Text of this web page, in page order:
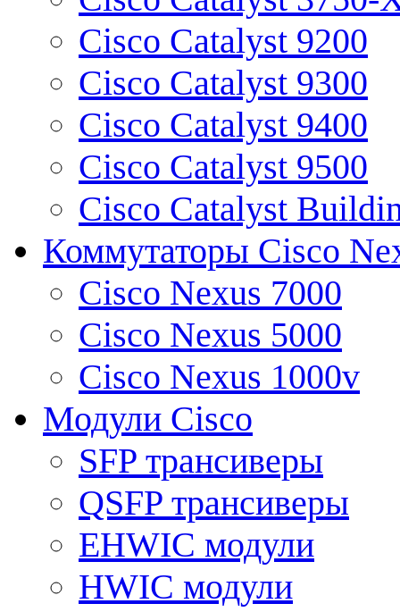
Cisco Catalyst 9200
Cisco Catalyst 9300
Cisco Catalyst 9400
Cisco Catalyst 9500
Cisco Catalyst
Коммутаторы Cisco
Cisco Nexus 7000
Cisco Nexus 5000
Cisco Nexus 1000v
Модули Cisco
SFP трансиверы
QSFP трансиверы
EHWIC модули
HWIC модули